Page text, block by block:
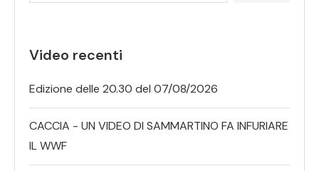
Video recenti
Edizione delle 20.30 del 07/08/2026
CACCIA - UN VIDEO DI SAMMARTINO FA INFURIARE
IL WWF